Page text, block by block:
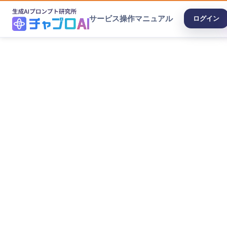
サービス操作マニュアル ログイン